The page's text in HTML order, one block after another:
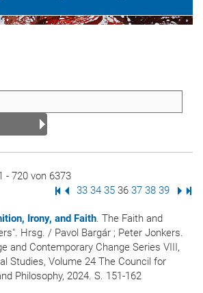
- 720 von 6373
Erste Seite
Vorige Seite
Seite
33 Seite
34 Seite
35 Seite
36 Seite
37 Seite
38 Seite
39
Irony, and Faith. The Faith and
Hrsg. / Pavol Bargár ; Peter Jonkers.
and Contemporary Change Series VIII,
Studies, Volume 24 The Council for
Philosophy, 2024. S. 151-162